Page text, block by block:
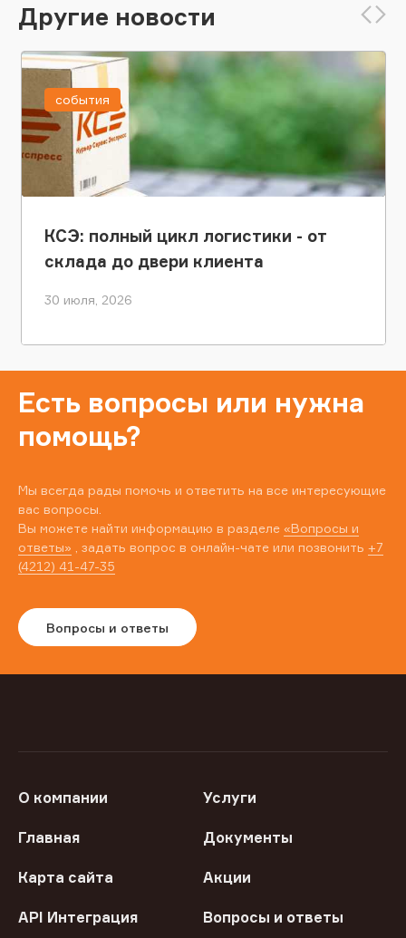
Другие новости
КСЭ: полный цикл логистики - от
склада до двери клиента
30 июля, 2026
события
Есть вопросы или нужна
помощь?
Мы всегда рады помочь и ответить на все интересующие
вас вопросы.
Вы можете найти информацию в разделе «Вопросы и
ответы» , задать вопрос в онлайн-чате или позвонить +7
(4212) 41-47-35
Вопросы и ответы
О компании Услуги
Главная Документы
Карта сайта Акции
API Интеграция Вопросы и ответы